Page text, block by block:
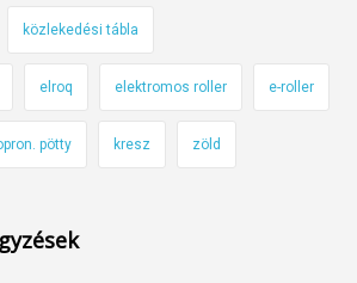
közlekedési tábla
elroq elektromos roller e-roller
pötty kresz zöld